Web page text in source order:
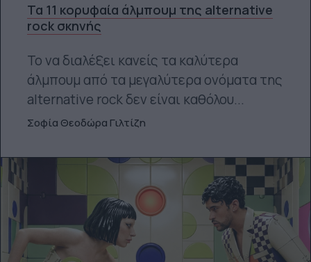
Τα 11 κορυφαία άλμπουμ της alternative
rock σκηνής
Το να διαλέξει κανείς τα καλύτερα
άλμπουμ από τα μεγαλύτερα ονόματα της
alternative rock δεν είναι καθόλου...
Σοφία Θεοδώρα Γιλτίζη